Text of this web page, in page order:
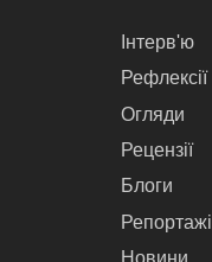
Інтерв'ю
Рефлексії
Огляди
Рецензії
Блоги
Репортажі
Новини